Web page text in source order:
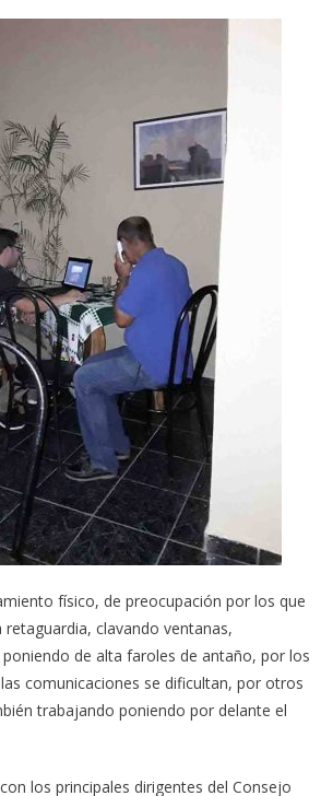
físico, de preocupación por los que
clavando ventanas,
de alta faroles de antaño, por los
comunicaciones se dificultan, por otros
trabajando poniendo por delante el
los principales dirigentes del Consejo